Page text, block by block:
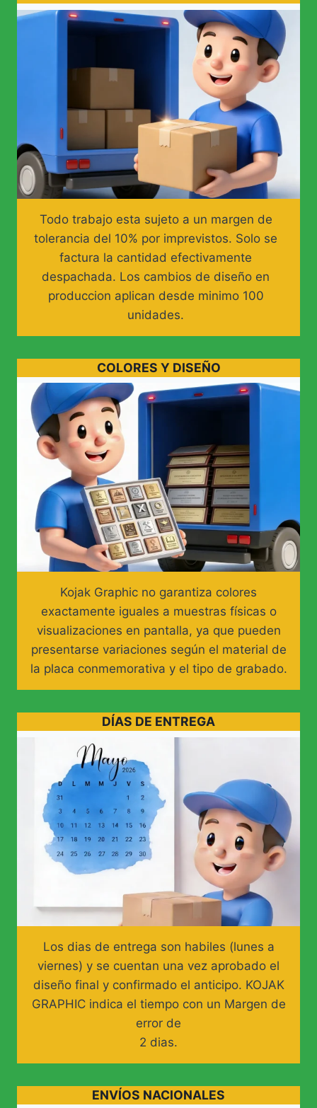
Todo trabajo esta sujeto a un margen de
tolerancia del 10% por imprevistos. Solo se
factura la cantidad efectivamente
despachada. Los cambios de diseño en
produccion aplican desde minimo 100
unidades.
COLORES Y DISEÑO
Kojak Graphic no garantiza colores
exactamente iguales a muestras físicas o
visualizaciones en pantalla, ya que pueden
presentarse variaciones según el material de
la placa conmemorativa y el tipo de grabado.
DÍAS DE ENTREGA
Los dias de entrega son habiles (lunes a
viernes) y se cuentan una vez aprobado el
diseño final y confirmado el anticipo. KOJAK
GRAPHIC indica el tiempo con un Margen de
error de
2 dias.
ENVÍOS NACIONALES